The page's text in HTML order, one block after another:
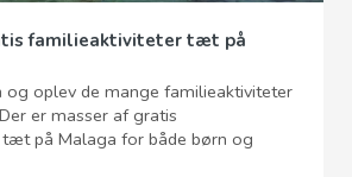
familieaktiviteter tæt på
og oplev de mange familieaktiviteter
er masser af gratis
på Malaga for både børn og